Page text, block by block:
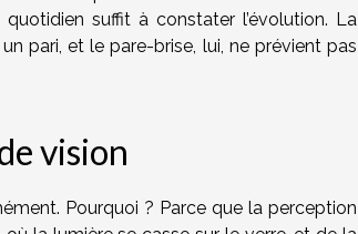
suffit à constater l’évolution. La
pari, et le pare-brise, lui, ne prévient pas
vision
Pourquoi ? Parce que la perception